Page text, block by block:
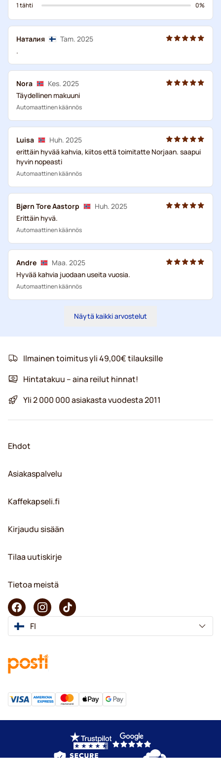
1 tähti
0%
Наталия
Tam. 2025
.
Nora
Kes. 2025
Täydellinen makuuni
Automaattinen käännös
Luisa
Huh. 2025
erittäin hyvää kahvia, kiitos että toimitatte Norjaan. saapui
hyvin nopeasti
Automaattinen käännös
Bjørn Tore Aastorp
Huh. 2025
Erittäin hyvä.
Automaattinen käännös
Andre
Maa. 2025
Hyvää kahvia juodaan useita vuosia.
Automaattinen käännös
Näytä kaikki arvostelut
Ilmainen toimitus yli 49,00€ tilauksille
Hintatakuu – aina reilut hinnat!
Yli 2 000 000 asiakasta vuodesta 2011
Ehdot
Asiakaspalvelu
Kaffekapseli.fi
Kirjaudu sisään
Tilaa uutiskirje
Tietoa meistä
FI